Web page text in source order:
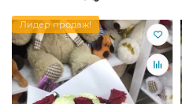
Лидер продаж!